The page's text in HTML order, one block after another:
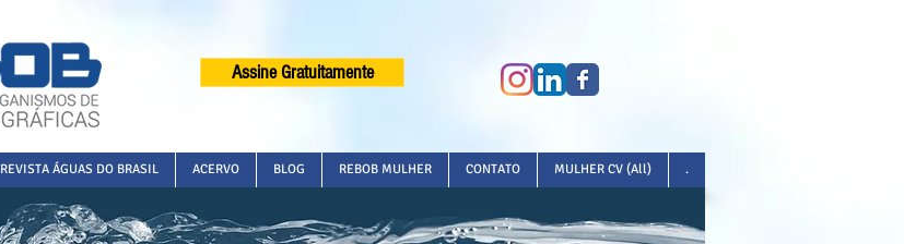
Assine Gratuitamente
REVISTA ÁGUAS DO BRASIL ACERVO BLOG REBOB MULHER CONTATO MULHER CV (All) .